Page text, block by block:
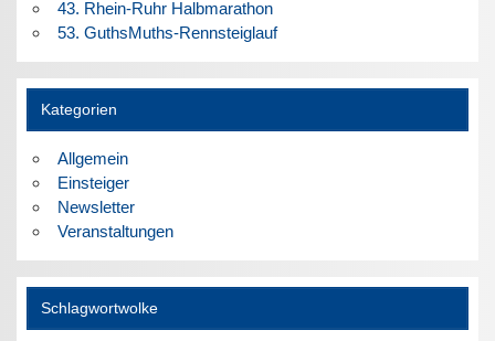
43. Rhein-Ruhr Halbmarathon
53. GuthsMuths-Rennsteiglauf
Kategorien
Allgemein
Einsteiger
Newsletter
Veranstaltungen
Schlagwortwolke